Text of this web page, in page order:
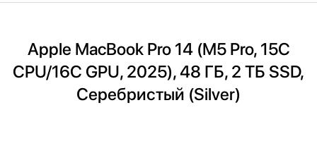
Apple MacBook Pro 14 (M5 Pro, 15C
CPU/16C GPU, 2025), 48 ГБ, 2 ТБ SSD,
Серебристый (Silver)